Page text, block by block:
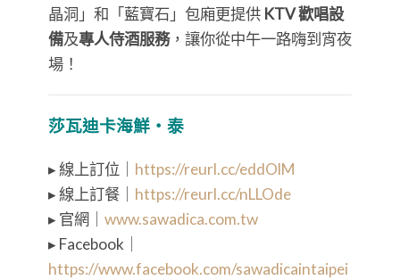
晶洞」和「藍寶石」包廂更提供 KTV 歡唱設
備及專人侍酒服務，讓你從中午一路嗨到宵夜
場！
莎瓦迪卡海鮮・泰
▸ 線上訂位｜ https://reurl.cc/eddOlM
▸ 線上訂餐｜ https://reurl.cc/nLLOde
▸ 官網｜ www.sawadica.com.tw
▸ Facebook｜
https://www.facebook.com/sawadicaintaipei